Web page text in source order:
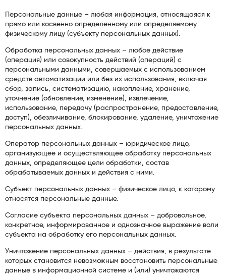
Персональные данные – любая информация, относящаяся к
прямо или косвенно определенному или определяемому
физическому лицу (субъекту персональных данных).
Обработка персональных данных – любое действие
(операция) или совокупность действий (операций) с
персональными данными, совершаемых с использованием
средств автоматизации или без их использования, включая
сбор, запись, систематизацию, накопление, хранение,
уточнение (обновление, изменение), извлечение,
использование, передачу (распространение, предоставление,
доступ), обезличивание, блокирование, удаление, уничтожение
персональных данных.
Оператор персональных данных – юридическое лицо,
организующее и осуществляющее обработку персональных
данных, определяющее цели обработки, состав
обрабатываемых данных и действия с ними.
Субъект персональных данных – физическое лицо, к которому
относятся персональные данные.
Согласие субъекта персональных данных – добровольное,
конкретное, информированное и однозначное выражение воли
субъекта на обработку его персональных данных.
Уничтожение персональных данных – действия, в результате
которых становится невозможным восстановить персональные
данные в информационной системе и (или) уничтожаются